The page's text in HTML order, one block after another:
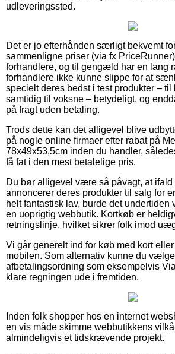
udleveringssted.
Det er jo efterhånden særligt bekvemt
sammenligne priser (via fx
forhandlere, og til gengæld har en lang
forhandlere ikke kunne slippe for at
specielt deres bedst i test produkter – til
samtidig til voksne – betydeligt, og
på fragt uden betaling.
Trods dette kan det alligevel blive
på nogle online firmaer efter rabat på
78x49x53,5cm inden du handler,
få fat i den mest betalelige pris.
Du bør alligevel være så påvagt, at
annoncerer deres produkter til salg for
helt fantastisk lav, burde det
en uoprigtig webbutik. Kortkøb er
retningslinje, hvilket sikrer folk imod
Vi går generelt ind for køb med kort
mobilen. Som alternativ kunne du
afbetalingsordning som eksempelvis
klare regningen ude i fremtiden.
Inden folk shopper hos en internet
en vis måde skimme webbutikkens
almindeligvis et tidskrævende projekt.